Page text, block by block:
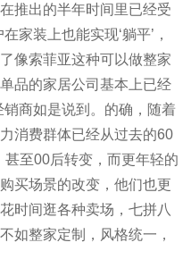
推出的半年时间里已经受
家装上也能实现‘躺平’，
像索菲亚这种可以做整家
品的家居公司基本上已经
商如是说到。的确，随着
消费群体已经从过去的60
至00后转变，而更年轻的
买场景的改变，他们也更
花时间逛各种卖场，七拼八
如整家定制，风格统一，